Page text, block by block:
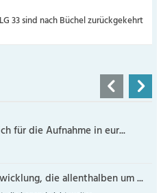
33 sind nach Büchel zurückgekehrt
für die Aufnahme in eur...
die allenthalben um ...